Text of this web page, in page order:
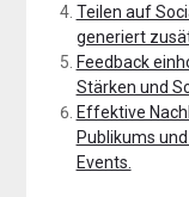
Teilen auf
generiert
Feedback
Stärken und
Effektive
Publikums
Events.